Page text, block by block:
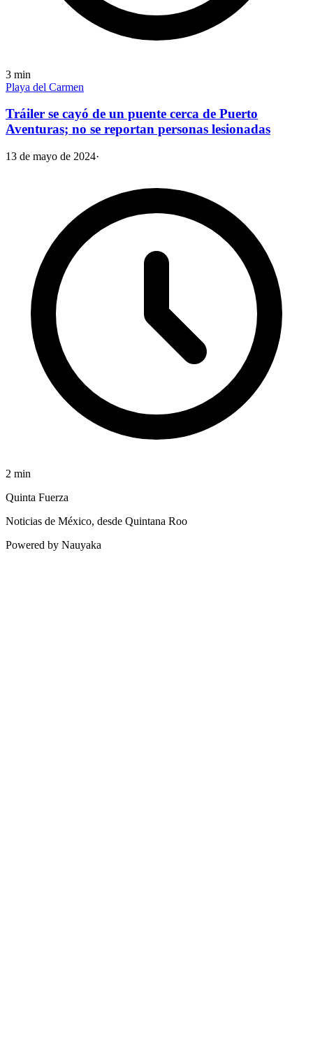
3 min
Playa del Carmen
Tráiler se cayó de un puente cerca de Puerto
Aventuras; no se reportan personas lesionadas
13 de mayo de 2024·
2 min
Quinta Fuerza
Noticias de México, desde Quintana Roo
Powered by Nauyaka